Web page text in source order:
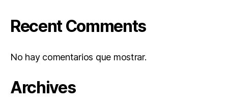
Recent Comments
No hay comentarios que mostrar.
Archives